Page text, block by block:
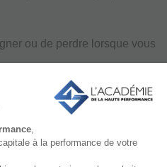
ou de perdre lorsque vous
intrinsèques ;
bien quoi qu’il arrive sur le